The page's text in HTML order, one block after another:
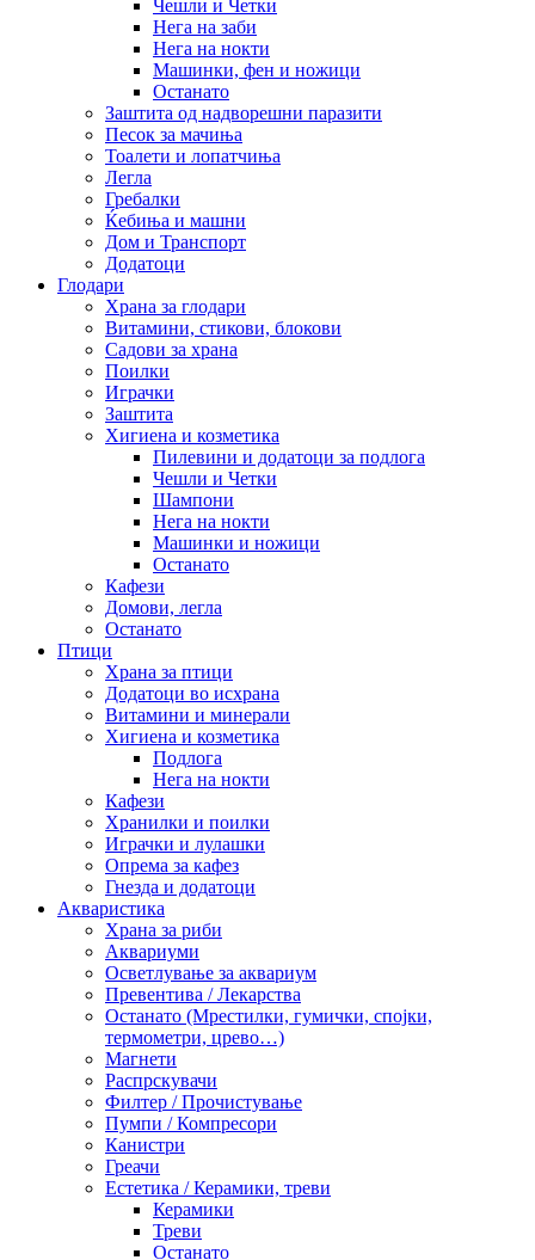
Чешли и Четки
Нега на заби
Нега на нокти
Машинки, фен и ножици
Останато
Заштита од надворешни паразити
Песок за мачиња
Тоалети и лопатчиња
Легла
Гребалки
Ќебиња и машни
Дом и Транспорт
Додатоци
Глодари
Храна за глодари
Витамини, стикови, блокови
Садови за храна
Поилки
Играчки
Заштита
Хигиена и козметика
Пилевини и додатоци за подлога
Чешли и Четки
Шампони
Нега на нокти
Машинки и ножици
Останато
Кафези
Домови, легла
Останато
Птици
Храна за птици
Додатоци во исхрана
Витамини и минерали
Хигиена и козметика
Подлога
Нега на нокти
Кафези
Хранилки и поилки
Играчки и лулашки
Опрема за кафез
Гнезда и додатоци
Акваристика
Храна за риби
Аквариуми
Осветлување за аквариум
Превентива / Лекарства
Останато (Мрестилки, гумички, спојки,
термометри, црево…)
Магнети
Распрскувачи
Филтер / Прочистување
Пумпи / Компресори
Канистри
Греачи
Естетика / Керамики, треви
Керамики
Треви
Останато